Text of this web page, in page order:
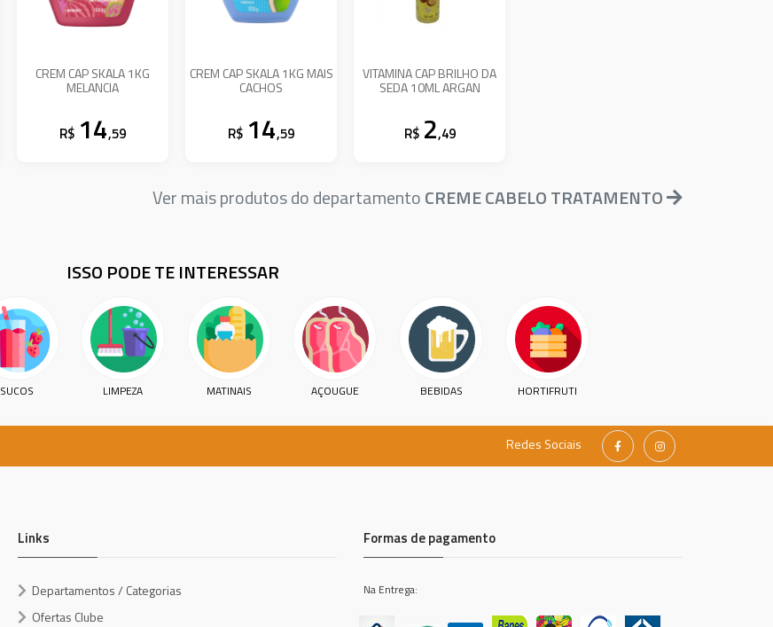
CREM CAP SKALA 1KG
MELANCIA
R$ 14,59
CREM CAP SKALA 1KG MAIS
CACHOS
R$ 14,59
VITAMINA CAP BRILHO DA
SEDA 10ML ARGAN
R$ 2,49
Ver mais produtos do departamentoCREME CABELO TRATAMENTO
ISSO PODE TE INTERESSAR
SUCOS LIMPEZA MATINAIS AÇOUGUE BEBIDAS HORTIFRUTI
Redes Sociais
Links
Departamentos / Categorias
Ofertas Clube
Formas de pagamento
Na Entrega: